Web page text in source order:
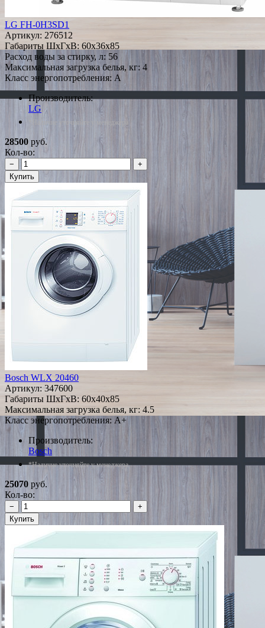
LG FH-0H3SD1
Артикул: 276512
Габариты ШxГxВ: 60x36x85
Расход воды за стирку, л: 56
Максимальная загрузка белья, кг: 4
Класс энергопотребления: A
Производитель:
LG
*Наличие уточняйте у менеджера
28500 руб.
Кол-во:
−
+
Купить
Bosch WLX 20460
Артикул: 347600
Габариты ШxГxВ: 60x40x85
Максимальная загрузка белья, кг: 4.5
Класс энергопотребления: A+
Производитель:
Bosch
*Наличие уточняйте у менеджера
25070 руб.
Кол-во:
−
+
Купить